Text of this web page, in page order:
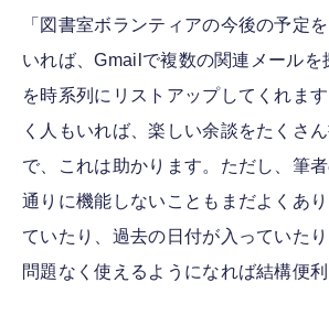
「図書室ボランティアの今後の予定
いれば、Gmailで複数の関連メールを
を時系列にリストアップしてくれま
く人もいれば、楽しい余談をたくさ
で、これは助かります。ただし、筆
通りに機能しないこともまだよくあ
ていたり、過去の日付が入っていた
問題なく使えるようになれば結構便利